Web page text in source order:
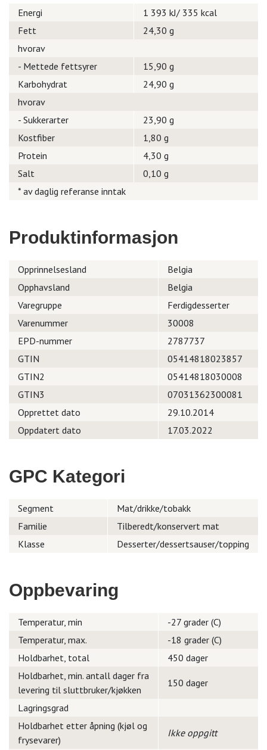
Energi
1 393 kJ/ 335 kcal
Fett
24,30 g
hvorav
- Mettede fettsyrer
15,90 g
Karbohydrat
24,90 g
hvorav
- Sukkerarter
23,90 g
Kostfiber
1,80 g
Protein
4,30 g
Salt
0,10 g
* av daglig referanse inntak
Produktinformasjon
Opprinnelsesland
Belgia
Opphavsland
Belgia
Varegruppe
Ferdigdesserter
Varenummer
30008
EPD-nummer
2787737
GTIN
05414818023857
GTIN2
05414818030008
GTIN3
07031362300081
Opprettet dato
29.10.2014
Oppdatert dato
17.03.2022
GPC Kategori
Segment
Mat/drikke/tobakk
Familie
Tilberedt/konservert mat
Klasse
Desserter/dessertsauser/topping
Oppbevaring
Temperatur, min
-27 grader (C)
Temperatur, max.
-18 grader (C)
Holdbarhet, total
450 dager
Holdbarhet, min. antall dager fra
levering til sluttbruker/kjøkken
150 dager
Lagringsgrad
Holdbarhet etter åpning (kjøl og
frysevarer)
Ikke oppgitt